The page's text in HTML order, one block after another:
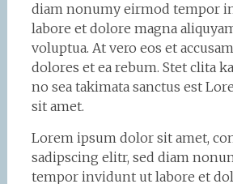
diam nonumy eirmod tempor
labore et dolore magna
voluptua. At vero eos et
dolores et ea rebum. Stet clita
no sea takimata sanctus est
sit amet.
Lorem ipsum dolor sit amet,
sadipscing elitr, sed diam
tempor invidunt ut labore et